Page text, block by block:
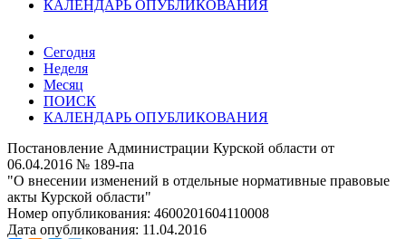
КАЛЕНДАРЬ ОПУБЛИКОВАНИЯ
Сегодня
Неделя
Месяц
ПОИСК
КАЛЕНДАРЬ ОПУБЛИКОВАНИЯ
Постановление Администрации Курской области от
06.04.2016 № 189-па
"О внесении изменений в отдельные нормативные правовые
акты Курской области"
Номер опубликования: 4600201604110008
Дата опубликования: 11.04.2016